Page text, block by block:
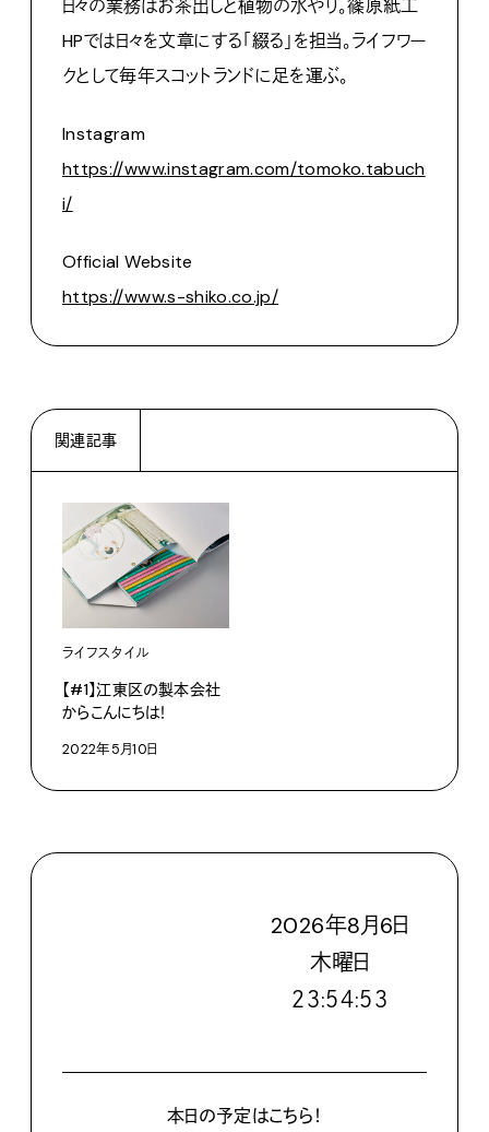
日々の業務はお茶出しと植物の水やり。篠原紙工
HPでは日々を文章にする「綴る」を担当。ライフワー
クとして毎年スコットランドに足を運ぶ。
Instagram
https://www.instagram.com/tomoko.tabuch
i/
Official Website
https://www.s-shiko.co.jp/
関連記事
ライフスタイル
【#1】江東区の製本会社
からこんにちは！
2022年5月10日
2026年8月6日
木曜日
２３:５４:５５
本日の予定はこちら！